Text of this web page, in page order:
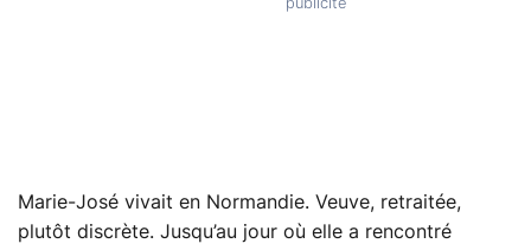
Marie-José vivait en Normandie. Veuve, retraitée,
plutôt discrète. Jusqu’au jour où elle a rencontré